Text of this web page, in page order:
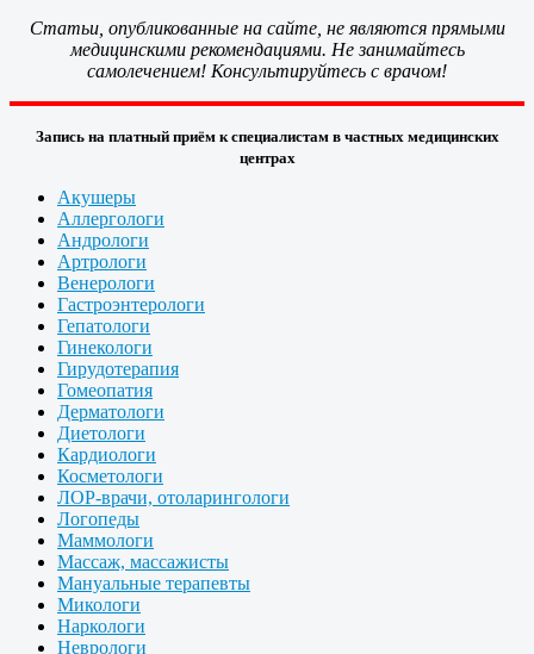
Статьи, опубликованные на сайте, не являются прямыми
медицинскими рекомендациями. Не занимайтесь
самолечением! Консультируйтесь с врачом!
Запись на платный приём к специалистам в частных медицинских
центрах
Акушеры
Аллергологи
Андрологи
Артрологи
Венерологи
Гастроэнтерологи
Гепатологи
Гинекологи
Гирудотерапия
Гомеопатия
Дерматологи
Диетологи
Кардиологи
Косметологи
ЛОР-врачи, отоларингологи
Логопеды
Маммологи
Массаж, массажисты
Мануальные терапевты
Микологи
Наркологи
Неврологи